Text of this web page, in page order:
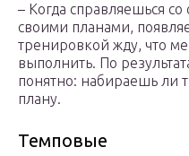
– Когда справляешься
своими планами,
тренировкой жду, что
выполнить. По
понятно: набираешь ли
плану.
Темповые